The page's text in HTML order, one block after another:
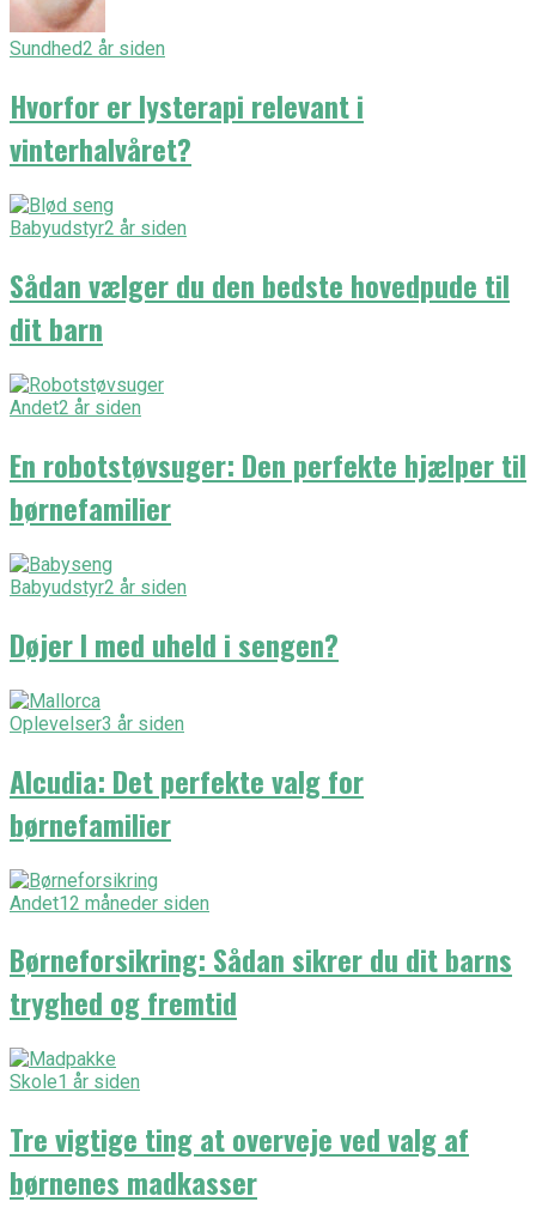
Sundhed2 år siden
Hvorfor er lysterapi relevant i
vinterhalvåret?
Babyudstyr2 år siden
Sådan vælger du den bedste hovedpude til
dit barn
Andet2 år siden
En robotstøvsuger: Den perfekte hjælper til
børnefamilier
Babyudstyr2 år siden
Døjer I med uheld i sengen?
Oplevelser3 år siden
Alcudia: Det perfekte valg for
børnefamilier
Andet12 måneder siden
Børneforsikring: Sådan sikrer du dit barns
tryghed og fremtid
Skole1 år siden
Tre vigtige ting at overveje ved valg af
børnenes madkasser